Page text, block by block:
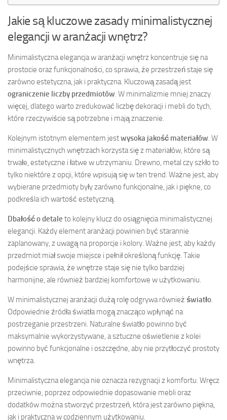
Jakie są kluczowe zasady minimalistycznej
elegancji w aranżacji wnętrz?
Minimalistyczna elegancja w aranżacji wnętrz koncentruje się na
prostocie oraz funkcjonalności, co sprawia, że przestrzeń staje się
zarówno estetyczna, jak i praktyczna. Kluczową zasadą jest
ograniczenie liczby przedmiotów . W minimalizmie mniej znaczy
więcej, dlatego warto zredukować liczbę dekoracji i mebli do tych,
które rzeczywiście są potrzebne i mają znaczenie.
Kolejnym istotnym elementem jestwysoka jakość materiałów . W
minimalistycznych wnętrzach korzysta się z materiałów, które są
trwałe, estetyczne i łatwe w utrzymaniu. Drewno, metal czy szkło to
tylko niektóre z opcji, które wpisują się w ten trend. Ważne jest, aby
wybierane przedmioty były zarówno funkcjonalne, jak i piękne, co
podkreśla ich wartość estetyczną.
Dbałość o detale to kolejny klucz do osiągnięcia minimalistycznej
elegancji. Każdy element aranżacji powinien być starannie
zaplanowany, z uwagą na proporcje i kolory. Ważne jest, aby każdy
przedmiot miał swoje miejsce i pełnił określoną funkcję. Takie
podejście sprawia, że wnętrze staje się nie tylko bardziej
harmonijne, ale również bardziej komfortowe w użytkowaniu.
W minimalistycznej aranżacji dużą rolę odgrywa również światło
Odpowiednie źródła światła mogą znacząco wpłynąć na
postrzeganie przestrzeni. Naturalne światło powinno być
maksymalnie wykorzystywane, a sztuczne oświetlenie z kolei
powinno być funkcjonalne i oszczędne, aby nie przytłoczyć prostoty
wnętrza.
Minimalistyczna elegancja nie oznacza rezygnacji z komfortu. Wręcz
przeciwnie, poprzez odpowiednie dopasowanie mebli oraz
dodatków można stworzyć przestrzeń, która jest zarówno piękna,
jak i praktyczna w codziennym użytkowaniu.